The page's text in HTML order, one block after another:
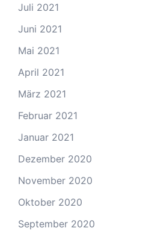
Juli 2021
Juni 2021
Mai 2021
April 2021
März 2021
Februar 2021
Januar 2021
Dezember 2020
November 2020
Oktober 2020
September 2020